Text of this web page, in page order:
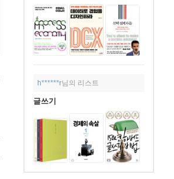
h******r님의 리스트
글쓰기